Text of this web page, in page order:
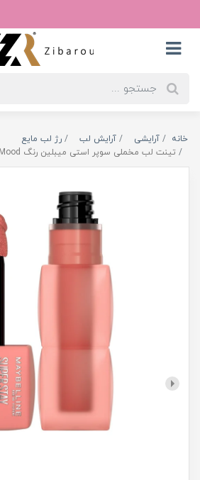
خانه آرایشی آرایش لب
رژ لب مایع
تینت لب مخملی سوپر استی میبلین رنگ Current Mood شماره 10^